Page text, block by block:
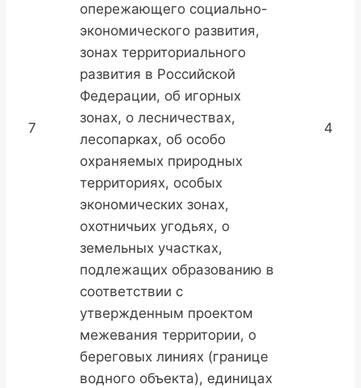
7
опережающего социально-
экономического развития,
зонах территориального
развития в Российской
Федерации, об игорных
зонах, о лесничествах,
лесопарках, об особо
охраняемых природных
территориях, особых
экономических зонах,
охотничьих угодьях, о
земельных участках,
подлежащих образованию в
соответствии с
утвержденным проектом
межевания территории, о
береговых линиях (границе
водного объекта), единицах
4